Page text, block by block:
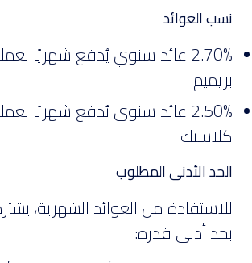
نسب العوائد
2.70% عائد سنوي يُدفع شهريًا
بريميم
2.50% عائد سنوي يُدفع شهريًا
كلاسيك
الحد الأدنى المطلوب
للاستفادة من العوائد الشهرية،
بحد أدنى قدره: